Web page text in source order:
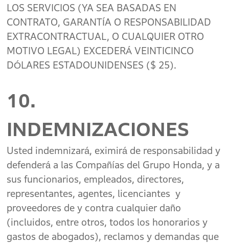
LOS SERVICIOS (YA SEA BASADAS EN
CONTRATO, GARANTÍA O RESPONSABILIDAD
EXTRACONTRACTUAL, O CUALQUIER OTRO
MOTIVO LEGAL) EXCEDERÁ VEINTICINCO
DÓLARES ESTADOUNIDENSES ($ 25).
10.
INDEMNIZACIONES
Usted indemnizará, eximirá de responsabilidad y
defenderá a las Compañías del Grupo Honda, y a
sus funcionarios, empleados, directores,
representantes, agentes, licenciantes y
proveedores de y contra cualquier daño
(incluidos, entre otros, todos los honorarios y
gastos de abogados), reclamos y demandas que